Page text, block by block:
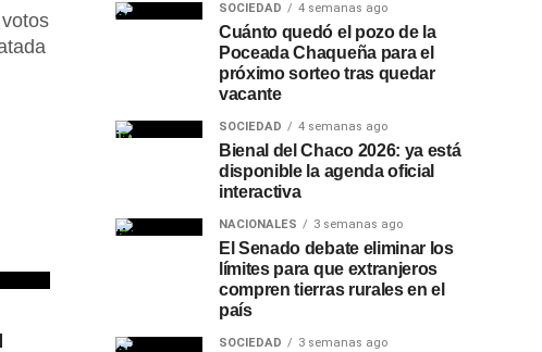
SOCIEDAD 4 semanas ago
Cuánto quedó el pozo de la
Poceada Chaqueña para el
próximo sorteo tras quedar
vacante
SOCIEDAD 4 semanas ago
Bienal del Chaco 2026: ya está
disponible la agenda oficial
interactiva
NACIONALES 3 semanas ago
El Senado debate eliminar los
límites para que extranjeros
compren tierras rurales en el
país
SOCIEDAD 3 semanas ago